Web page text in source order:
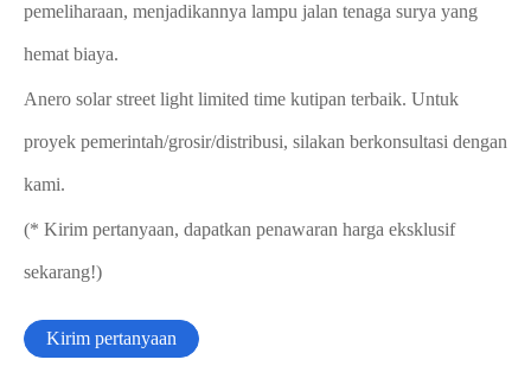
pemeliharaan, menjadikannya lampu jalan tenaga surya yang
hemat biaya.
Anero solar street light limited time kutipan terbaik. Untuk
proyek pemerintah/grosir/distribusi, silakan berkonsultasi dengan
kami.
(* Kirim pertanyaan, dapatkan penawaran harga eksklusif
sekarang!)
Kirim pertanyaan